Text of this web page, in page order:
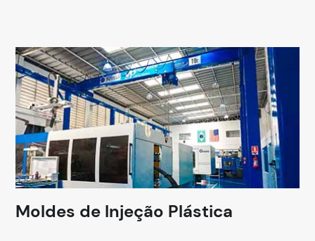
Moldes de Injeção Plástica